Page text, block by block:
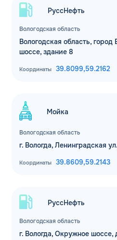
Вологодская область
РуссНефть
Вологодская область,
шоссе, здание 8
Координаты 39.8099,59.2162
Вологодская область
Мойка
г. Вологда, Ленинградская
Координаты 39.8609,59.2143
Вологодская область
РуссНефть
г. Вологда, Окружное шоссе,
Имя*
Телефон*
Спасибо! Ваша
рабочее время: пн-
по